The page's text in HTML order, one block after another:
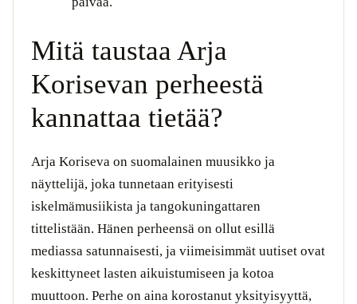
Mitä taustaa Arja
Korisevan perheestä
kannattaa tietää?
Arja Koriseva on suomalainen muusikko ja
näyttelijä, joka tunnetaan erityisesti
iskelmämusiikista ja tangokuningattaren
tittelistään. Hänen perheensä on ollut esillä
mediassa satunnaisesti, ja viimeisimmät uutiset ovat
keskittyneet lasten aikuistumiseen ja kotoa
muuttoon. Perhe on aina korostanut yksityisyyttä,